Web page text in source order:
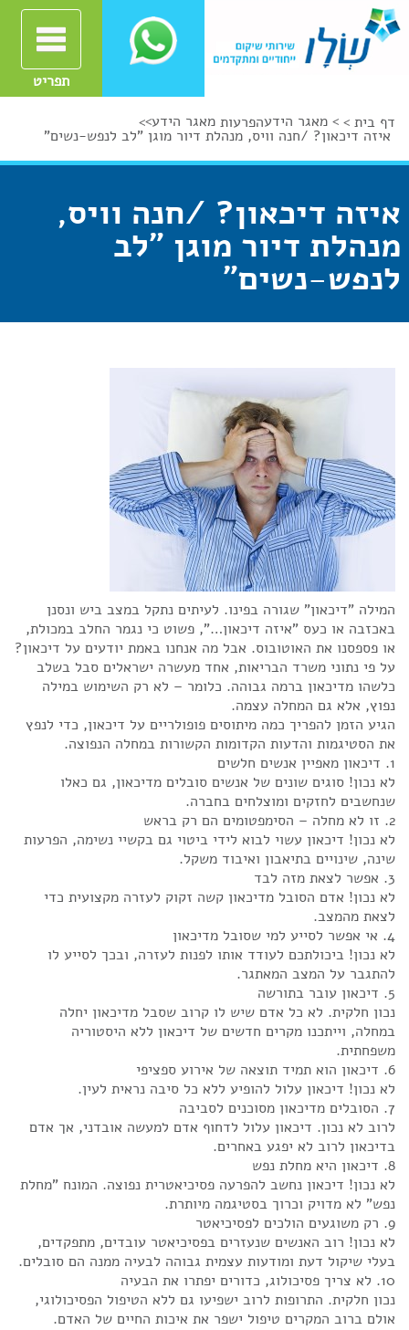
תפריט
דף בית > > מאגר הידעהפרעות > מאגר הידע>
איזה דיכאון? /חנה וויס, מנהלת דיור מוגן "לב לנפש-נשים"
איזה דיכאון? /חנה וויס,
מנהלת דיור מוגן "לב
לנפש-נשים"
המילה "דיכאון" שגורה בפינו. לעיתים נתקל במצב ביש ונסנן
באכזבה או כעס "איזה דיכאון…", פשוט כי נגמר החלב במכולת,
או פספסנו את האוטובוס. אבל מה אנחנו באמת יודעים על דיכאון?
על פי נתוני משרד הבריאות, אחד מעשרה ישראלים סבל בשלב
כלשהו מדיכאון ברמה גבוהה. כלומר – לא רק השימוש במילה
נפוץ, אלא גם המחלה עצמה.
הגיע הזמן להפריך כמה מיתוסים פופולריים על דיכאון, כדי לנפץ
את הסטיגמות והדעות הקדומות הקשורות במחלה הנפוצה.
לא נכון! סוגים שונים של אנשים סובלים מדיכאון, גם כאלו
שנחשבים לחזקים ומוצלחים בחברה.
2. זו לא מחלה – הסימפטומים הם רק בראש
לא נכון! דיכאון עשוי לבוא לידי ביטוי גם בקשיי נשימה, הפרעות
שינה, שינויים בתיאבון ואיבוד משקל.
3. אפשר לצאת מזה לבד
לא נכון! אדם הסובל מדיכאון קשה זקוק לעזרה מקצועית כדי
לצאת מהמצב.
4. אי אפשר לסייע למי שסובל מדיכאון
לא נכון! ביכולתכם לעודד אותו לפנות לעזרה, ובכך לסייע לו
להתגבר על המצב המאתגר.
5. דיכאון עובר בתורשה
נכון חלקית. לא כל אדם שיש לו קרוב שסבל מדיכאון יחלה
במחלה, וייתכנו מקרים חדשים של דיכאון ללא היסטוריה
משפחתית.
6. דיכאון הוא תמיד תוצאה של אירוע ספציפי
לא נכון! דיכאון עלול להופיע ללא כל סיבה נראית לעין.
7. הסובלים מדיכאון מסוכנים לסביבה
לרוב לא נכון. דיכאון עלול לדחוף אדם למעשה אובדני, אך אדם
בדיכאון לרוב לא יפגע באחרים.
8. דיכאון היא מחלת נפש
לא נכון! דיכאון נחשב להפרעה פסיכיאטרית נפוצה. המונח "מחלת
נפש" לא מדויק וכרוך בסטיגמה מיותרת.
9. רק משוגעים הולכים לפסיכיאטר
לא נכון! רוב האנשים שנעזרים בפסיכיאטר עובדים, מתפקדים,
בעלי שיקול דעת ומודעות עצמית גבוהה לבעיה ממנה הם סובלים.
10. לא צריך פסיכולוג, כדורים יפתרו את הבעיה
נכון חלקית. התרופות לרוב ישפיעו גם ללא הטיפול הפסיכולוגי,
אולם ברוב המקרים טיפול ישפר את איכות החיים של האדם.